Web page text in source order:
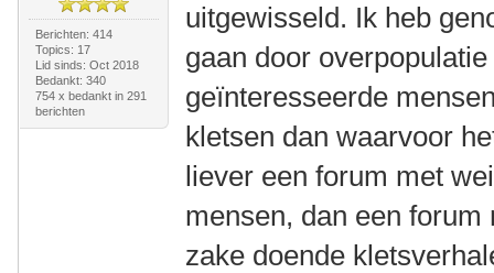
Berichten: 414
Topics: 17
Lid sinds: Oct 2018
Bedankt: 340
754 x bedankt in 291
berichten
uitgewisseld. Ik heb
gaan door
geïnteresseerde
kletsen dan waarvoor
liever een forum met
mensen, dan een
zake doende